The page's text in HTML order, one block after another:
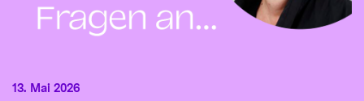
13. Mai 2026